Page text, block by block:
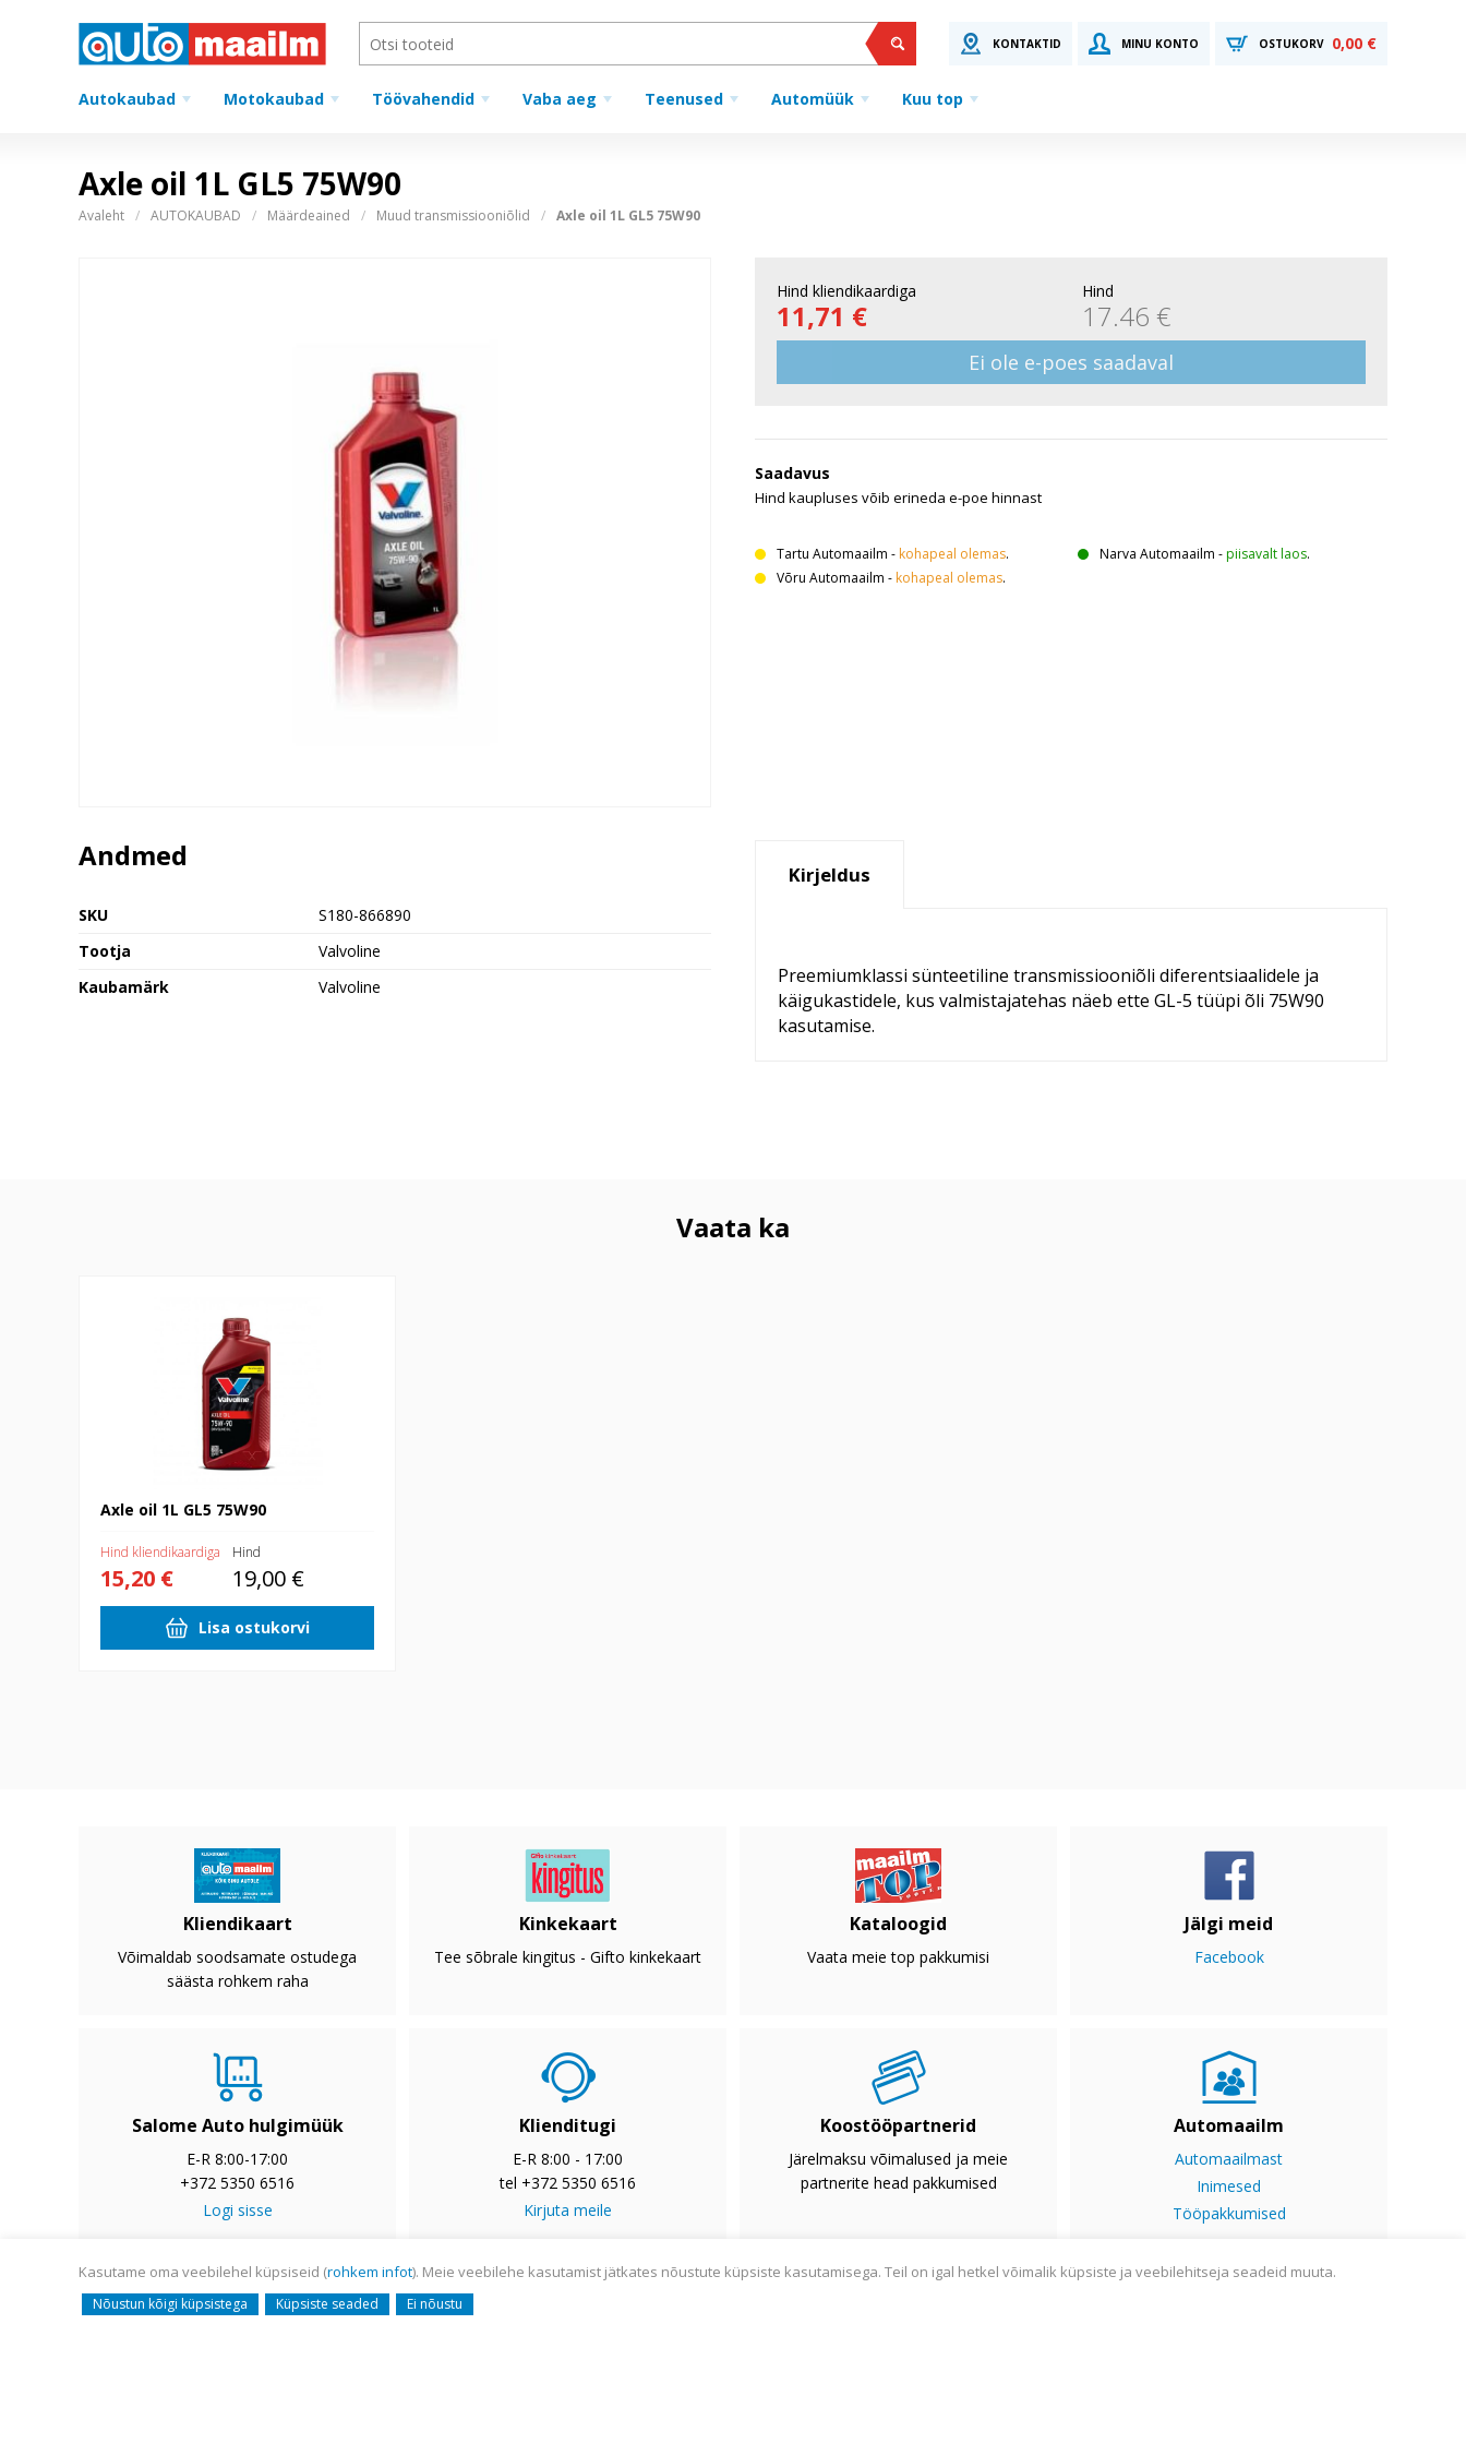
KONTAKTID MINU KONTO OSTUKORV 0,00 €
Autokaubad Motokaubad Töövahendid Vaba aeg Teenused Automüük Kuu top
Axle oil 1L GL5 75W90
Avaleht AUTOKAUBAD Määrdeained Muud transmissiooniõlid Axle oil 1L GL5 75W90
Hind kliendikaardiga
11,71 €
Hind
17.46 €
Ei ole e-poes saadaval
Saadavus
Hind kaupluses võib erineda e-poe hinnast
Tartu Automaailm - kohapeal olemas.
Võru Automaailm - kohapeal olemas.
Narva Automaailm -piisavalt laos.
Andmed
SKU
S180-866890
Tootja
Valvoline
Kaubamärk
Valvoline
Kirjeldus
Preemiumklassi sünteetiline transmissiooniõli diferentsiaalidele ja
käigukastidele, kus valmistajatehas näeb ette GL-5 tüüpi õli 75W90
kasutamise.
Vaata ka
Axle oil 1L GL5 75W90
Hind kliendikaardiga
15,20 €
Hind
19,00 €
Lisa ostukorvi
Kliendikaart
Võimaldab soodsamate ostudega
säästa rohkem raha
Kinkekaart
Tee sõbrale kingitus - Gifto kinkekaart
Kataloogid
Vaata meie top pakkumisi
Jälgi meid
Facebook
Salome Auto hulgimüük
E-R 8:00-17:00
+372 5350 6516
Logi sisse
Klienditugi
E-R 8:00 - 17:00
tel +372 5350 6516
Kirjuta meile
Koostööpartnerid
Järelmaksu võimalused ja meie
partnerite head pakkumised
Automaailm
Automaailmast
Inimesed
Tööpakkumised
© Salome Auto AS 2008-2033
Kasutame oma veebilehel küpsiseid (rohkem infot). Meie veebilehe kasutamist jätkates nõustute küpsiste kasutamisega. Teil on igal hetkel võimalik küpsiste ja veebilehitseja seadeid muuta.
Nõustun kõigi küpsistega Küpsiste seaded Ei nõustu